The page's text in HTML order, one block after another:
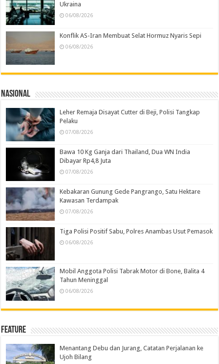
Ukraina
06/08/2026
Konflik AS-Iran Membuat Selat Hormuz Nyaris Sepi
06/08/2026
Nasional
Leher Remaja Disayat Cutter di Beji, Polisi Tangkap
Pelaku
07/08/2026
Bawa 10 Kg Ganja dari Thailand, Dua WN India
Dibayar Rp4,8 Juta
07/08/2026
Kebakaran Gunung Gede Pangrango, Satu Hektare
Kawasan Terdampak
07/08/2026
Tiga Polisi Positif Sabu, Polres Anambas Usut Pemasok
06/08/2026
Mobil Anggota Polisi Tabrak Motor di Bone, Balita 4
Tahun Meninggal
06/08/2026
Feature
Menantang Debu dan Jurang, Catatan Perjalanan ke
Ujoh Bilang